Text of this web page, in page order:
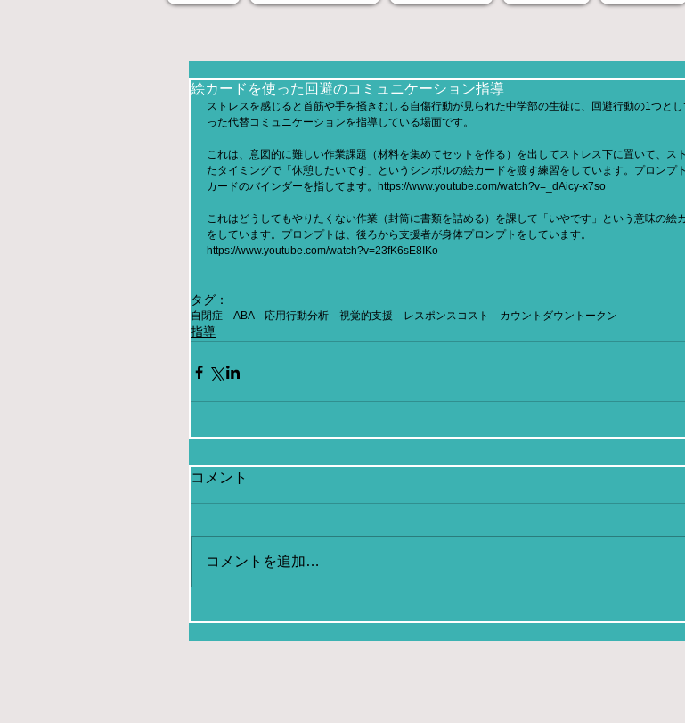
絵カードを使った回避のコミュニケーション指導
ストレスを感じると首筋や手を掻きむしる自傷行動が見られた中学部の生徒に、回避行動の1つと
った代替コミュニケーションを指導している場面です。
これは、意図的に難しい作業課題（材料を集めてセットを作る）を出してストレス下に置いて、ス
たタイミングで「休憩したいです」というシンボルの絵カードを渡す練習をしています。プロンプ
カードのバインダーを指してます。https://www.youtube.com/watch?v=_dAicy-x7so
これはどうしてもやりたくない作業（封筒に書類を詰める）を課して「いやです」という意味の絵
をしています。プロンプトは、後ろから支援者が身体プロンプトをしています。
https://www.youtube.com/watch?v=23fK6sE8IKo
タグ：
自閉症 ABA 応用行動分析 視覚的支援 レスポンスコスト カウントダウントークン
指導
コメント
コメントを追加…